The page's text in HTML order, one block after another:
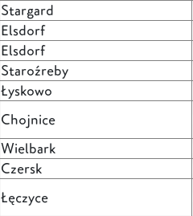
Stargard
Elsdorf
Elsdorf
Staroźreby
Łyskowo
Chojnice
Wielbark
Czersk
Łęczyce